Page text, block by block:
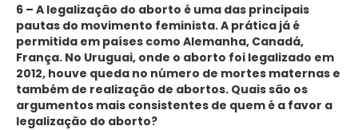
6 – A legalização do aborto é uma das principais
pautas do movimento feminista. A prática já é
permitida em países como Alemanha, Canadá,
França. No Uruguai, onde o aborto foi legalizado em
2012, houve queda no número de mortes maternas e
também de realização de abortos. Quais são os
argumentos mais consistentes de quem é a favor a
legalização do aborto?